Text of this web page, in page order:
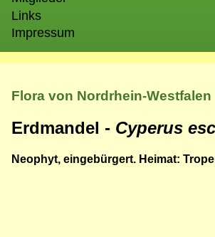
Links
Impressum
Flora von Nordrhein-Westfalen
Erdmandel - Cyperus
Neophyt, eingebürgert. Heimat: